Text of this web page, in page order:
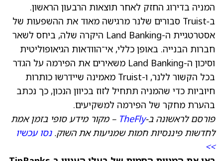
המניה בדירוג החזק לאחר תוצאות הרבעון הראשון.
ב‑Truist סבורים שלנר מרגישה מאוד את ההשפעות של
אסטרטגיית ה-Land Banking היקרה שלה, ביחס לשאר
חברות הבנייה. באופן כללי, אי־הוודאות הגיאופוליטית
וסיכון ה-Land Banking משאירים את הפירמה על הגדר
בכל הקשור ללנר, ו-Truist מאמינה שיידרשו כותרות
חיוביות כדי שהמניה תתחיל לזוז בכיוון הנכון, כך נכתב
בהערת מחקר של הפירמה למשקיעים.
פורסם לראשונה ב-TheFly – מקור מידע סופי בזמן אמת
לחדשות פיננסיות חמות שמניעות את השוק.נסו עכשיו
>>